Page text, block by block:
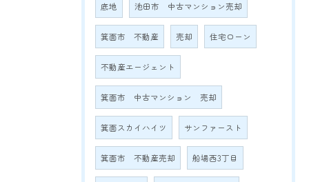
底地 池田市 中古マンション売却
箕面市 不動産 売却 住宅ローン
不動産エージェント
箕面市 中古マンション 売却
箕面スカイハイツ サンファースト
箕面市 不動産売却 船場西3丁目